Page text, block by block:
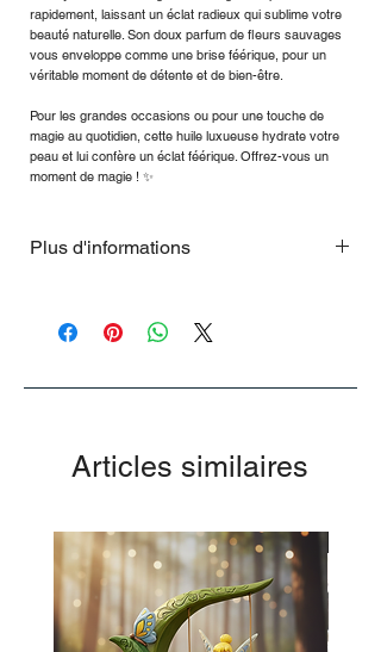
rapidement, laissant un éclat radieux qui sublime votre
beauté naturelle. Son doux parfum de fleurs sauvages
vous enveloppe comme une brise féérique, pour un
véritable moment de détente et de bien-être.
Pour les grandes occasions ou pour une touche de
magie au quotidien, cette huile luxueuse hydrate votre
peau et lui confère un éclat féérique. Offrez-vous un
moment de magie ! ✨
Plus d'informations
Articles similaires